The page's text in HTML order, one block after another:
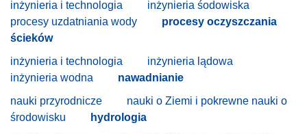
inżynieria i technologia
inżynieria śodowiska
procesy uzdatniania wody
procesy oczyszczania
ścieków
inżynieria i technologia
inżynieria lądowa
inżynieria wodna
nawadnianie
nauki przyrodnicze
nauki o Ziemi i pokrewne nauki o
środowisku
hydrologia